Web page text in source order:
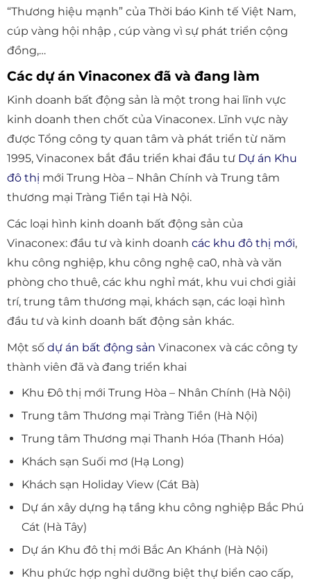
“Thương hiệu mạnh” của Thời báo Kinh tế Việt Nam,
cúp vàng hội nhập , cúp vàng vì sự phát triển cộng
đồng,…
Các dự án Vinaconex đã và đang làm
Kinh doanh bất động sản là một trong hai lĩnh vực
kinh doanh then chốt của Vinaconex. Lĩnh vực này
được Tổng công ty quan tâm và phát triển từ năm
1995, Vinaconex bắt đầu triển khai đầu tư Dự án Khu
đô thị mới Trung Hòa – Nhân Chính và Trung tâm
thương mại Tràng Tiền tại Hà Nội.
Các loại hình kinh doanh bất động sản của
Vinaconex: đầu tư và kinh doanh các khu đô thị mới,
khu công nghiệp, khu công nghệ ca0, nhà và văn
phòng cho thuê, các khu nghỉ mát, khu vui chơi giải
trí, trung tâm thương mại, khách sạn, các loại hình
đầu tư và kinh doanh bất động sản khác.
Một số dự án bất động sản Vinaconex và các công ty
thành viên đã và đang triển khai
Khu Đô thị mới Trung Hòa – Nhân Chính (Hà Nội)
Trung tâm Thương mại Tràng Tiền (Hà Nội)
Trung tâm Thương mại Thanh Hóa (Thanh Hóa)
Khách sạn Suối mơ (Hạ Long)
Khách sạn Holiday View (Cát Bà)
Dự án xây dựng hạ tầng khu công nghiệp Bắc Phú
Cát (Hà Tây)
Dự án Khu đô thị mới Bắc An Khánh (Hà Nội)
Khu phức hợp nghỉ dưỡng biệt thự biển cao cấp,